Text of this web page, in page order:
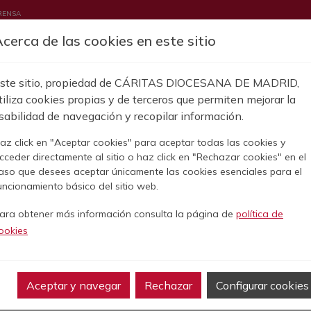
QUIÉNES SOMOS
TRANSPARENCIA CANAL DE DENUNCIA NORMAS
MEMORIA LOCALIZA TU PARROQUIA
ATENCIÓN Y ACOMPAÑAMIENTO SENSIBILIZACIÓN Y
DONATIVO COMO EMPRESA HOJA DE CARIDAD HERENCIAS Y
FORMACIÓN ACTUALIDAD
SOLIDARIO NOTAS DE PRENSA NOTICIAS PUBLICACIONES
ESTUDIOS OTRAS PUBLICACIONES REVISTA DE CARITAS
SOCIAL
MOVILIDAD HUMANA ECOLOGÍA ORACIONES
MENSAJERÍA EMPRESA DE CATERING ROPA RECICLADA Y
Sobrescribir
INICIO MEMORIA
Memorias Cáritas Madrid
de las cookies en este sitio
sitio, propiedad de CÁRITAS DIOCESANA DE MADRID,
cookies propias y de terceros que permiten mejorar la
de navegación y recopilar información.
click en "Aceptar cookies" para aceptar todas las cookies y
directamente al sitio o haz click en "Rechazar cookies" en el
que desees aceptar únicamente las cookies esenciales para el
básico del sitio web.
obtener más información consulta la página de política de
Aceptar y navegar Rechazar Configurar cookies